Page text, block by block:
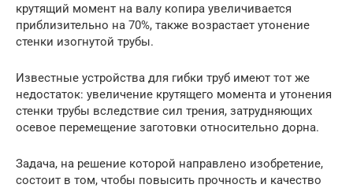
крутящий момент на валу копира увеличивается
приблизительно на 70%, также возрастает утонение
стенки изогнутой трубы.
Известные устройства для гибки труб имеют тот же
недостаток: увеличение крутящего момента и утонения
стенки трубы вследствие сил трения, затрудняющих
осевое перемещение заготовки относительно дорна.
Задача, на решение которой направлено изобретение,
состоит в том, чтобы повысить прочность и качество